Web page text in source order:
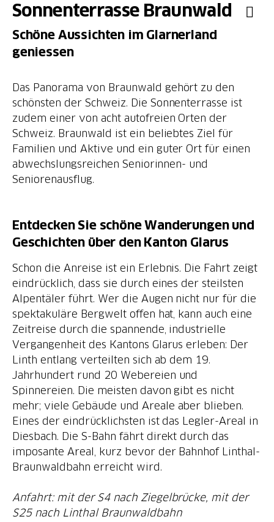
Sonnenterrasse Braunwald
Schöne Aussichten im Glarnerland
geniessen
Das Panorama von Braunwald gehört zu den
schönsten der Schweiz. Die Sonnenterrasse ist
zudem einer von acht autofreien Orten der
Schweiz. Braunwald ist ein beliebtes Ziel für
Familien und Aktive und ein guter Ort für einen
abwechslungsreichen Seniorinnen- und
Seniorenausflug.
Entdecken Sie schöne Wanderungen und
Geschichten über den Kanton Glarus
Schon die Anreise ist ein Erlebnis. Die Fahrt zeigt
eindrücklich, dass sie durch eines der steilsten
Alpentäler führt. Wer die Augen nicht nur für die
spektakuläre Bergwelt offen hat, kann auch eine
Zeitreise durch die spannende, industrielle
Vergangenheit des Kantons Glarus erleben: Der
Linth entlang verteilten sich ab dem 19.
Jahrhundert rund 20 Webereien und
Spinnereien. Die meisten davon gibt es nicht
mehr; viele Gebäude und Areale aber blieben.
Eines der eindrücklichsten ist das Legler-Areal in
Diesbach. Die S-Bahn fährt direkt durch das
imposante Areal, kurz bevor der Bahnhof Linthal-
Braunwaldbahn erreicht wird.
Anfahrt: mit der S4 nach Ziegelbrücke, mit der
S25 nach Linthal Braunwaldbahn